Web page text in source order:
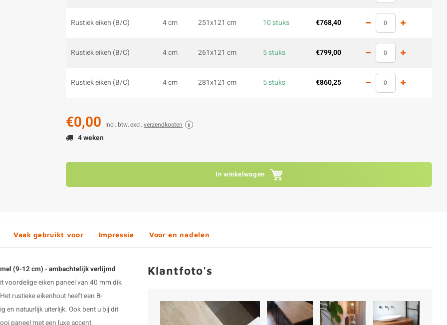
Rustiek eiken (B/C) 4 cm 251x121 cm 10 stuks €768,40
Rustiek eiken (B/C) 4 cm 261x121 cm 5 stuks €799,00
Rustiek eiken (B/C) 4 cm 281x121 cm 5 stuks €860,25
€0,00 Incl. btw, excl. verzendkosten
4 weken
In winkelwagen
Vaak gebruikt voor Impressie Voor en nadelen
(9-12 cm) - ambachtelijk verlijmd
voordelige eiken paneel van 40 mm dik
rustieke eikenhout heeft een B-
en natuurlijk uiterlijk. Ook bent u bij dit
paneel met een luxe accent.
Klantfoto's